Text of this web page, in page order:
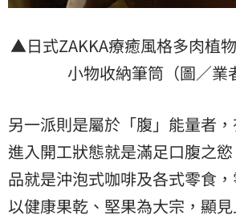
▲日式ZAKKA療癒風格多肉植
小物收納筆筒（圖／業
另一派則是屬於「腹」能量者
進入開工狀態就是滿足口腹之
品就是沖泡式咖啡及各式零食
以健康果乾、堅果為大宗，顯